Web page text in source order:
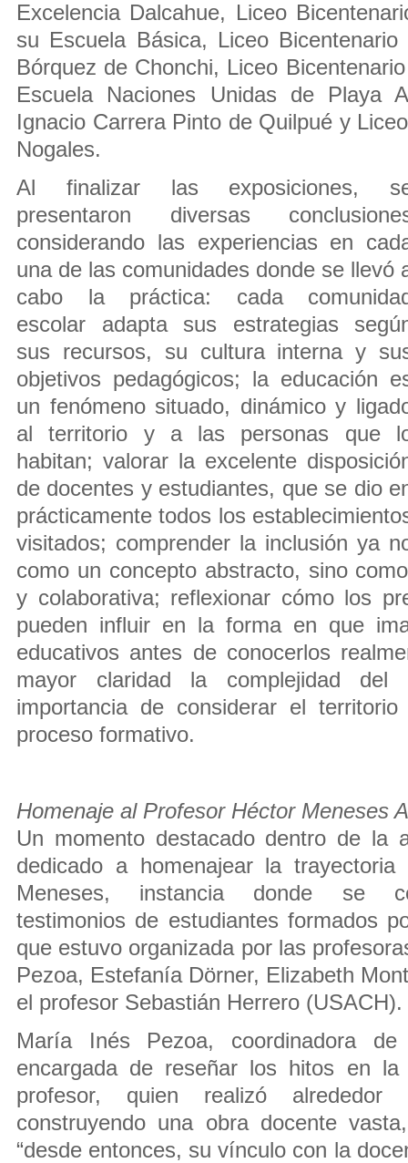
Excelencia Dalcahue, Liceo
su Escuela Básica, Liceo
Bórquez de Chonchi, Liceo
Escuela Naciones Unidas de Playa
Ignacio Carrera Pinto de Quilpué y
Nogales.
Al finalizar las exposiciones,
presentaron diversas
considerando las experiencias en
una de las comunidades donde se llevó
cabo la práctica: cada
escolar adapta sus estrategias
sus recursos, su cultura interna y
objetivos pedagógicos; la educación
un fenómeno situado, dinámico y
al territorio y a las personas que
habitan; valorar la excelente
de docentes y estudiantes, que se dio
prácticamente todos los
visitados; comprender la inclusión ya
como un concepto abstracto, sino
y colaborativa; reflexionar cómo los
pueden influir en la forma en que
educativos antes de conocerlos
mayor claridad la complejidad
importancia de considerar el
proceso formativo.
Homenaje al Profesor Héctor Meneses
Un momento destacado dentro de la
dedicado a homenajear la
Meneses, instancia donde se
testimonios de estudiantes formados
que estuvo organizada por las
Pezoa, Estefanía Dörner, Elizabeth
el profesor Sebastián Herrero (USACH).
María Inés Pezoa, coordinadora
encargada de reseñar los hitos en la
profesor, quien realizó alrededor
construyendo una obra docente
“desde entonces, su vínculo con la